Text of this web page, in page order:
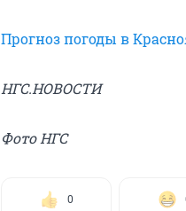
Прогноз погоды в
НГС.НОВОСТИ
Фото НГС
0